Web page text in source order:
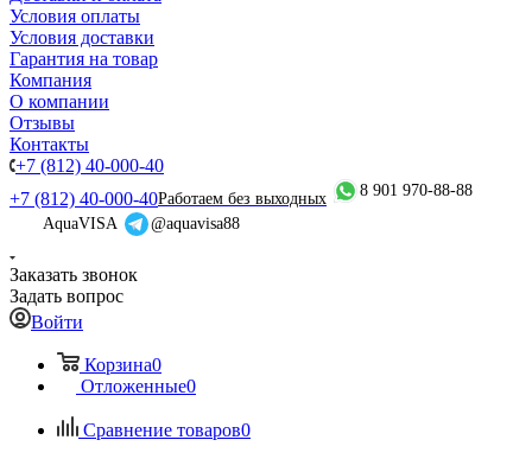
Условия оплаты
Условия доставки
Гарантия на товар
Компания
О компании
Отзывы
Контакты
+7 (812) 40-000-40
+7 (812) 40-000-40Работаем без выходных
8 901 970-88-88
AquaVISA
@aquavisa88
Заказать звонок
Задать вопрос
Войти
Корзина0
Отложенные0
Сравнение товаров0